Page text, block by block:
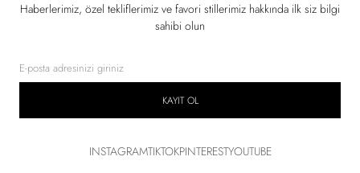
Haberlerimiz, özel tekliflerimiz ve favori stillerimiz hakkında ilk siz bilgi
sahibi olun
KAYIT OL
INSTAGRAMTIKTOKPINTERESTYOUTUBE